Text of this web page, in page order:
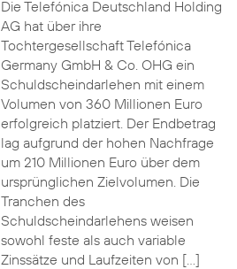
Die Telefónica Deutschland Holding
AG hat über ihre
Tochtergesellschaft Telefónica
Germany GmbH & Co. OHG ein
Schuldscheindarlehen mit einem
Volumen von 360 Millionen Euro
erfolgreich platziert. Der Endbetrag
lag aufgrund der hohen Nachfrage
um 210 Millionen Euro über dem
ursprünglichen Zielvolumen. Die
Tranchen des
Schuldscheindarlehens weisen
sowohl feste als auch variable
Zinssätze und Laufzeiten von […]